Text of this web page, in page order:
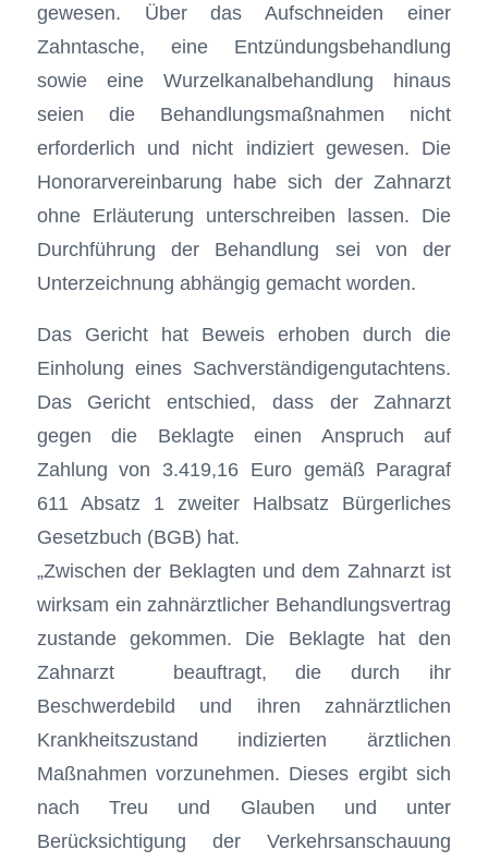
gewesen. Über das Aufschneiden einer
Zahntasche, eine Entzündungsbehandlung
sowie eine Wurzelkanalbehandlung hinaus
seien die Behandlungsmaßnahmen nicht
erforderlich und nicht indiziert gewesen. Die
Honorarvereinbarung habe sich der Zahnarzt
ohne Erläuterung unterschreiben lassen. Die
Durchführung der Behandlung sei von der
Unterzeichnung abhängig gemacht worden.
Das Gericht hat Beweis erhoben durch die
Einholung eines Sachverständigengutachtens.
Das Gericht entschied, dass der Zahnarzt
gegen die Beklagte einen Anspruch auf
Zahlung von 3.419,16 Euro gemäß Paragraf
611 Absatz 1 zweiter Halbsatz Bürgerliches
Gesetzbuch (BGB) hat.
„Zwischen der Beklagten und dem Zahnarzt ist
wirksam ein zahnärztlicher Behandlungsvertrag
zustande gekommen. Die Beklagte hat den
Zahnarzt beauftragt, die durch ihr
Beschwerdebild und ihren zahnärztlichen
Krankheitszustand indizierten ärztlichen
Maßnahmen vorzunehmen. Dieses ergibt sich
nach Treu und Glauben und unter
Berücksichtigung der Verkehrsanschauung